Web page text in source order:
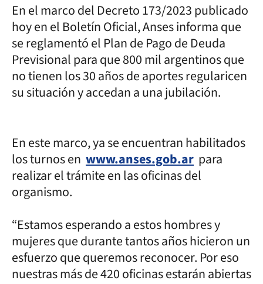
En el marco del Decreto 173/2023 publicado
hoy en el Boletín Oficial, Anses informa que
se reglamentó el Plan de Pago de Deuda
Previsional para que 800 mil argentinos que
no tienen los 30 años de aportes regularicen
su situación y accedan a una jubilación.
En este marco, ya se encuentran habilitados
los turnos en www.anses.gob.ar para
realizar el trámite en las oficinas del
organismo.
“Estamos esperando a estos hombres y
mujeres que durante tantos años hicieron un
esfuerzo que queremos reconocer. Por eso
nuestras más de 420 oficinas estarán abiertas